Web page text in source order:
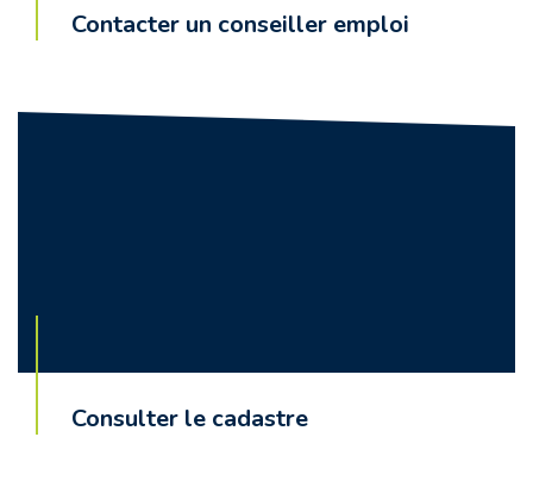
Contacter un conseiller emploi
Consulter le cadastre